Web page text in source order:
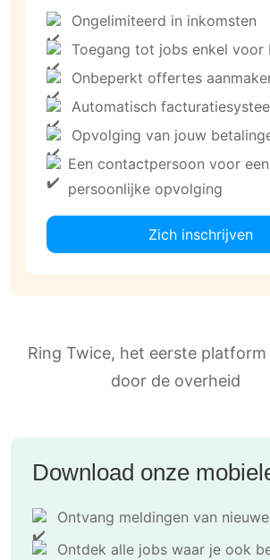
Ongelimiteerd in inkomsten
Toegang tot jobs enkel voor
Onbeperkt offertes
Automatisch
Opvolging van jouw
Een contactpersoon voor een
persoonlijke opvolging
Zich inschrijven
Ring Twice, het eerste platform
door de overheid
Download onze
Ontvang meldingen van
Ontdek alle jobs waar je ook